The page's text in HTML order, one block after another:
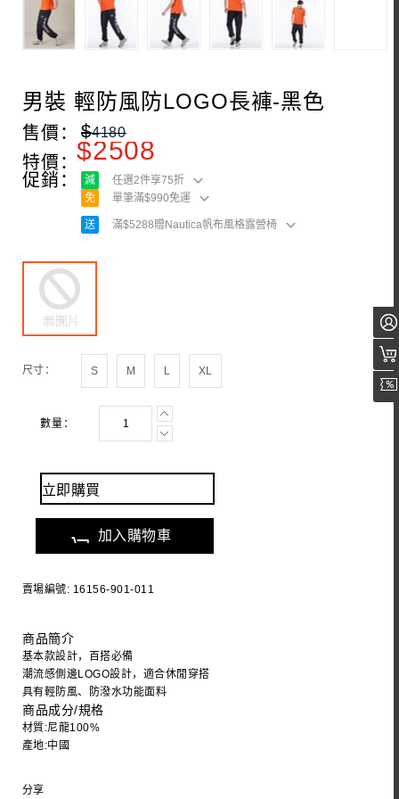
男裝 輕防風防LOGO長褲-黑色
售價： $4180
特價：$2508
促銷： 減
任選2件享75折
免
單筆滿$990免運
送 滿$5288贈Nautica帆布風格露營椅
尺寸：
數量：
立即購買
加入購物車
賣場編號: 16156-901-011
商品簡介
基本款設計，百搭必備
潮流感側邊LOGO設計，適合休閒穿搭
具有輕防風、防潑水功能面料
商品成分/規格
材質:尼龍100%
產地:中國
分享